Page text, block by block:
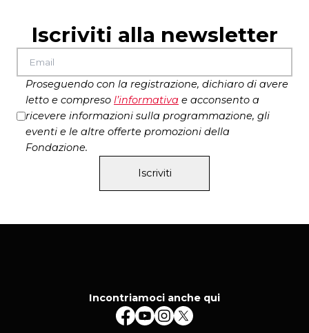
Iscriviti alla newsletter
Proseguendo con la registrazione, dichiaro di avere
letto e compreso l’informativa e acconsento a
ricevere informazioni sulla programmazione, gli
eventi e le altre offerte promozioni della
Fondazione.
Iscriviti
Incontriamoci anche qui